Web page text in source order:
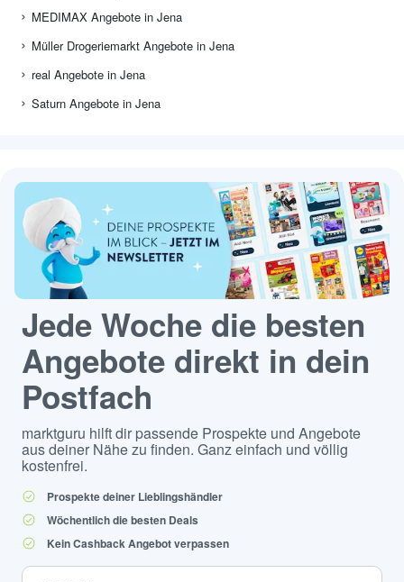
MEDIMAX Angebote in Jena
Müller Drogeriemarkt Angebote in Jena
real Angebote in Jena
Saturn Angebote in Jena
Jede Woche die besten
Angebote direkt in dein
Postfach
marktguru hilft dir passende Prospekte und Angebote
aus deiner Nähe zu finden. Ganz einfach und völlig
kostenfrei.
Prospekte deiner Lieblingshändler
Wöchentlich die besten Deals
Kein Cashback Angebot verpassen